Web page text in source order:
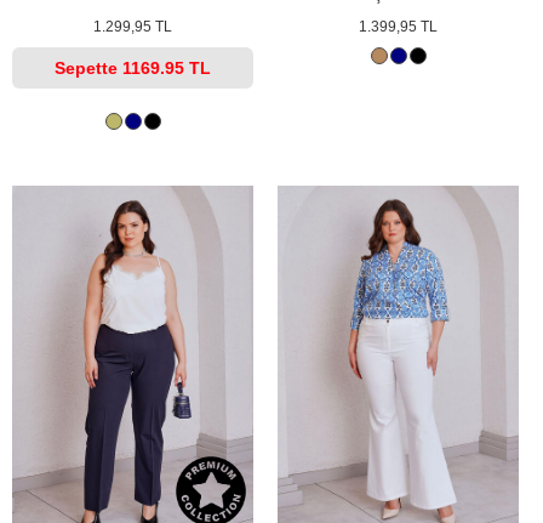
1.299,95 TL
Sepette 1169.95 TL
1.399,95 TL